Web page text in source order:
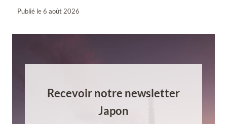
Publié le6 août 2026
Recevoir notre newsletter
Japon